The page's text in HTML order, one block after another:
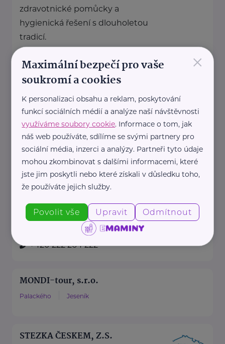
zdravotnické pomůcky a
hygienická řešení s dlouholetou
tradicí.
Zaměřuje ...
https://hartmanndirect.com/cs-cz
+420 800 100 150
info@hartmanndirect.cz
Ing. Milan Mikulenka
Nábřežní Jeseník - Bukovice
Ministerstvo zahraničních věcí ČR
Loretánské náměstí 5 Praha 1 – Hradčany
https://www.mzv.cz/
+420 222 264 222
MONDI-tour, s.r.o.
Palackého Jeseník
STEZKA ČESKEM, Z.S.
×
Maximální bezpečí pro vaše
soukromí a cookies
K personalizaci obsahu a reklam, poskytování
funkcí sociálních médií a analýze naší návštěvnosti
využíváme soubory cookie. Informace o tom, jak
náš web používáte, sdílíme se svými partnery pro
sociální média, inzerci a analýzy. Partneři tyto údaje
mohou zkombinovat s dalšími informacemi, které
jste jim poskytli nebo které získali v důsledku toho,
že používáte jejich služby.
Povolit vše Upravit Odmítnout